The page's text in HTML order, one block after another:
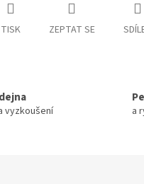
TISK ZEPTAT SE
vyzkoušení a